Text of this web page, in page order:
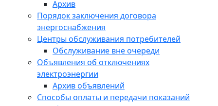
Архив
Порядок заключения договора
энергоснабжения
Центры обслуживания потребителей
Обслуживание вне очереди
Объявления об отключениях
электроэнергии
Архив объявлений
Способы оплаты и передачи показаний